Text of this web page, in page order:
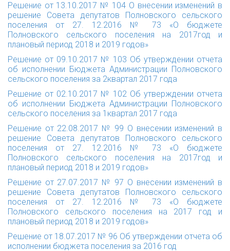
Решение от 13.10.2017 № 104 О внесении изменений в
решение Совета депутатов Полновского сельского
поселения от 27. 12.2016 № 73 «О бюджете
Полновского сельского поселения на 2017год и
плановый период 2018 и 2019 годов»
Решение от 09.10.2017 № 103 Об утверждении отчета
об исполнении Бюджета Администрации Полновского
сельского поселения за 2квартал 2017 года
Решение от 02.10.2017 № 102 Об утверждении отчета
об исполнении Бюджета Администрации Полновского
сельского поселения за 1квартал 2017 года
Решение от 22.08.2017 № 99 О внесении изменений в
решение Совета депутатов Полновского сельского
поселения от 27. 12.2016 № 73 «О бюджете
Полновского сельского поселения на 2017год и
плановый период 2018 и 2019 годов»
Решение от 27.07.2017 № 97 О внесении изменений в
решение Совета депутатов Полновского сельского
поселения от 27. 12.2016 № 73 «О бюджете
Полновского сельского поселения на 2017 год и
плановый период 2018 и 2019 годов»
Решение от 18.07.2017 № 96 Об утверждении отчета об
исполнении бюджета поселения за 2016 год